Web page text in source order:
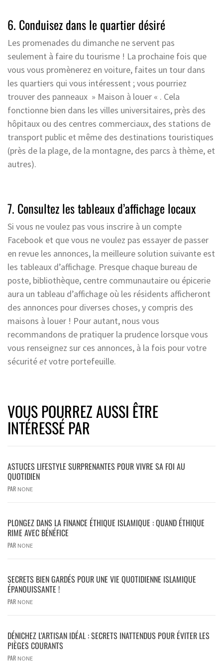
6. Conduisez dans le quartier désiré
Les promenades du dimanche ne servent pas
seulement à faire du tourisme ! La prochaine fois que
vous vous promènerez en voiture, faites un tour dans
les quartiers qui vous intéressent ; vous pourriez
trouver des panneaux » Maison à louer « . Cela
fonctionne bien dans les villes universitaires, près des
hôpitaux ou des centres commerciaux, des stations de
transport public et même des destinations touristiques
(près de la plage, de la montagne, des parcs à thème, et
autres).
7. Consultez les tableaux d’affichage locaux
Si vous ne voulez pas vous inscrire à un compte
Facebook et que vous ne voulez pas essayer de passer
en revue les annonces, la meilleure solution suivante est
les tableaux d’affichage. Presque chaque bureau de
poste, bibliothèque, centre communautaire ou épicerie
aura un tableau d’affichage où les résidents afficheront
des annonces pour diverses choses, y compris des
maisons à louer ! Pour autant, nous vous
recommandons de pratiquer la prudence lorsque vous
vous renseignez sur ces annonces, à la fois pour votre
sécuritéetvotre portefeuille.
VOUS POURREZ AUSSI ÊTRE
INTÉRESSÉ PAR
ASTUCES LIFESTYLE SURPRENANTES POUR VIVRE SA FOI AU
QUOTIDIEN
PAR NONE
PLONGEZ DANS LA FINANCE ÉTHIQUE ISLAMIQUE : QUAND ÉTHIQUE
RIME AVEC BÉNÉFICE
PAR NONE
SECRETS BIEN GARDÉS POUR UNE VIE QUOTIDIENNE ISLAMIQUE
ÉPANOUISSANTE !
PAR NONE
DÉNICHEZ L’ARTISAN IDÉAL : SECRETS INATTENDUS POUR ÉVITER LES
PIÈGES COURANTS
PAR NONE